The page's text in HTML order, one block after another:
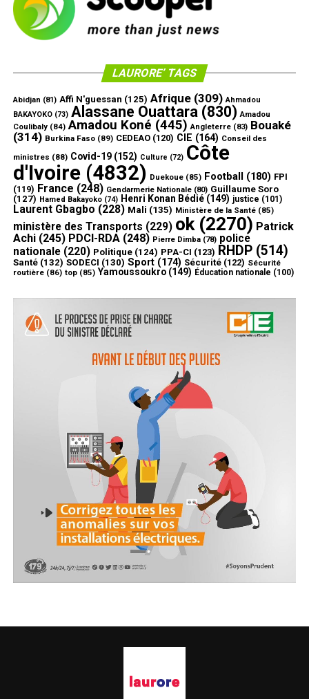
LAURORE’ TAGS
Abidjan (81) Affi N'guessan (125) Afrique(309) Ahmadou
BAKAYOKO(73) Alassane Ouattara (830) Amadou
Coulibaly(84) Amadou Koné (445) Angleterre(83) Bouaké
(314) Burkina Faso(89) CEDEAO(120) CIE (164) Conseil des
ministres (88) Covid-19(152) Culture (72) Côte
d'Ivoire(4832) Duekoue(85) Football (180) FPI
(119) France (248) Gendarmerie Nationale(80) Guillaume Soro
(127) Hamed Bakayoko(74) Henri Konan Bédié(149) justice (101)
Laurent Gbagbo (228) Mali (135) Ministère de la Santé(85)
ministère des Transports (229) ok(2270) Patrick
Achi(245) PDCI-RDA(248) Pierre Dimba(78) police
nationale(220) Politique(124) PPA-CI (123) RHDP(514)
Santé(132) SODECI (130) Sport(174) Sécurité(122) Sécurité
routière(86) top(85) Yamoussoukro(149) Éducation nationale (100)